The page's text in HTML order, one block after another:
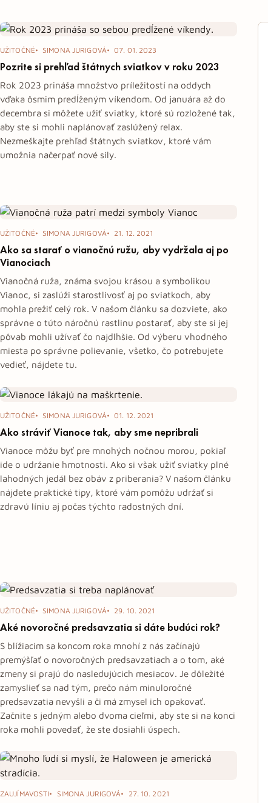
UŽITOČNÉ SIMONA JURIGOVÁ 07. 01. 2023
Pozrite si prehľad štátnych sviatkov v roku 2023
Rok 2023 prináša množstvo príležitostí na oddych
vďaka ôsmim predĺženým víkendom. Od januára až do
decembra si môžete užiť sviatky, ktoré sú rozložené tak,
aby ste si mohli naplánovať zaslúžený relax.
Nezmeškajte prehľad štátnych sviatkov, ktoré vám
umožnia načerpať nové sily.
UŽITOČNÉ SIMONA JURIGOVÁ 21. 12. 2021
Ako sa starať o vianočnú ružu, aby vydržala aj po
Vianociach
Vianočná ruža, známa svojou krásou a symbolikou
Vianoc, si zaslúži starostlivosť aj po sviatkoch, aby
mohla prežiť celý rok. V našom článku sa dozviete, ako
správne o túto náročnú rastlinu postarať, aby ste si jej
pôvab mohli užívať čo najdlhšie. Od výberu vhodného
miesta po správne polievanie, všetko, čo potrebujete
vedieť, nájdete tu.
UŽITOČNÉ SIMONA JURIGOVÁ 01. 12. 2021
Ako stráviť Vianoce tak, aby sme nepribrali
Vianoce môžu byť pre mnohých nočnou morou, pokiaľ
ide o udržanie hmotnosti. Ako si však užiť sviatky plné
lahodných jedál bez obáv z priberania? V našom článku
nájdete praktické tipy, ktoré vám pomôžu udržať si
zdravú líniu aj počas týchto radostných dní.
UŽITOČNÉ SIMONA JURIGOVÁ 29. 10. 2021
Aké novoročné predsavzatia si dáte budúci rok?
S blížiacim sa koncom roka mnohí z nás začínajú
premýšľať o novoročných predsavzatiach a o tom, aké
zmeny si prajú do nasledujúcich mesiacov. Je dôležité
zamyslieť sa nad tým, prečo nám minuloročné
predsavzatia nevyšli a či má zmysel ich opakovať.
Začnite s jedným alebo dvoma cieľmi, aby ste si na konci
roka mohli povedať, že ste dosiahli úspech.
ZAUJÍMAVOSTI SIMONA JURIGOVÁ 27. 10. 2021